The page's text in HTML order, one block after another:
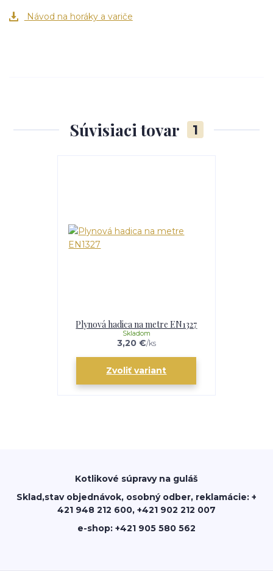
Návod na horáky a variče
Súvisiaci tovar 1
Plynová hadica na metre EN1327
3,20 €/ks
Skladom
Zvoliť variant
Kotlikové súpravy na guláš
Sklad,stav objednávok, osobný odber, reklamácie: +
421 948 212 600, +421 902 212 007
e-shop: +421 905 580 562